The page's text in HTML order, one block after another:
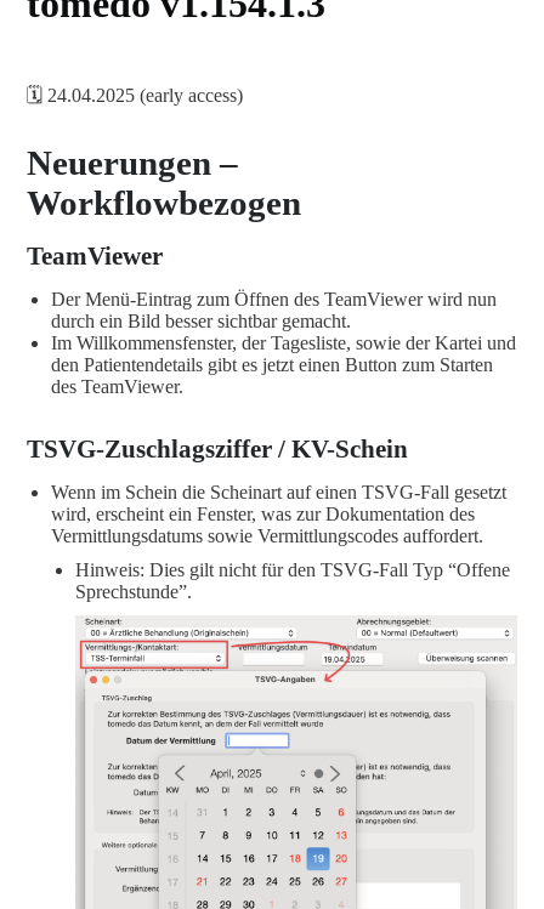
🗓️ 24.04.2025 (early access)
Neuerungen –
Workflowbezogen
TeamViewer
Der Menü-Eintrag zum Öffnen des TeamViewer wird nun
durch ein Bild besser sichtbar gemacht.
Im Willkommensfenster, der Tagesliste, sowie der Kartei und
den Patientendetails gibt es jetzt einen Button zum Starten
des TeamViewer.
TSVG-Zuschlagsziffer / KV-Schein
Wenn im Schein die Scheinart auf einen TSVG-Fall gesetzt
wird, erscheint ein Fenster, was zur Dokumentation des
Vermittlungsdatums sowie Vermittlungscodes auffordert.
Hinweis: Dies gilt nicht für den TSVG-Fall Typ “Offene
Sprechstunde”.